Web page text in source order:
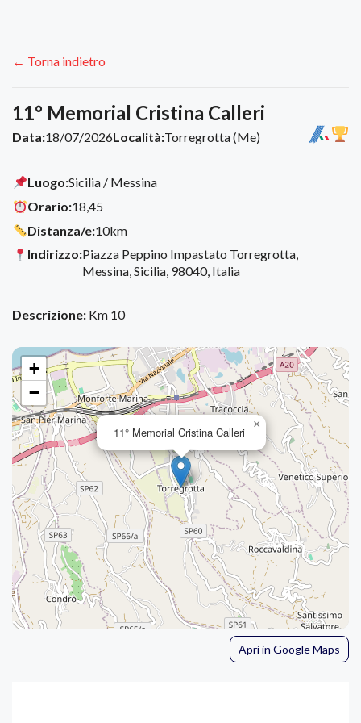
← Torna indietro
11° Memorial Cristina Calleri
Data:18/07/2026Località:Torregrotta (Me)
Luogo:Sicilia / Messina
Orario:18,45
Distanza/e:10km
Indirizzo:Piazza Peppino Impastato Torregrotta,
Messina, Sicilia, 98040, Italia
Descrizione: Km 10
11° Memorial Cristina Calleri
×
+
−
Apri in Google Maps